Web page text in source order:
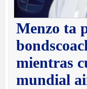
Menzo ta
mientras
mundial